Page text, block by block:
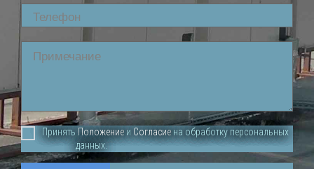
Phone
Comment
Принять Положение и Согласие на обработку персональных
данных.